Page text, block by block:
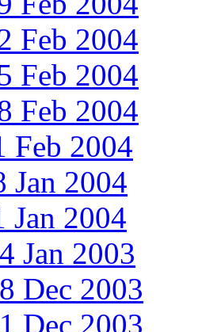
Feb 2004
Feb 2004
Feb 2004
Feb 2004
Jan 2004
Jan 2004
Jan 2003
Dec 2003
Dec 2003